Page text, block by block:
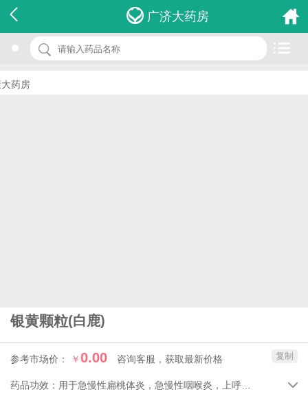
广济大药房
房
银黄颗粒(白鹿)
参考市场价： ￥0.00 咨询客服，获取最新价格
名 称：银黄颗粒
品 牌：(白鹿)
复制
药品功效： 